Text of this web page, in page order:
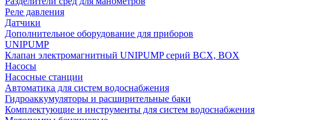
Реле давления
Датчики
Дополнительное оборудование для приборов
UNIPUMP
Клапан электромагнитный UNIPUMP серий BCX, BOX
Насосы
Насосные станции
Автоматика для систем водоснабжения
Гидроаккумуляторы и расширительные баки
Комплектующие и инструменты для систем водоснабжения